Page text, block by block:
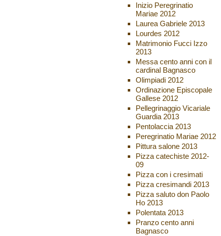
Inizio Peregrinatio
Mariae 2012
Laurea Gabriele 2013
Lourdes 2012
Matrimonio Fucci Izzo
2013
Messa cento anni con il
cardinal Bagnasco
Olimpiadi 2012
Ordinazione Episcopale
Gallese 2012
Pellegrinaggio Vicariale
Guardia 2013
Pentolaccia 2013
Peregrinatio Mariae 2012
Pittura salone 2013
Pizza catechiste 2012-
09
Pizza con i cresimati
Pizza cresimandi 2013
Pizza saluto don Paolo
Ho 2013
Polentata 2013
Pranzo cento anni
Bagnasco